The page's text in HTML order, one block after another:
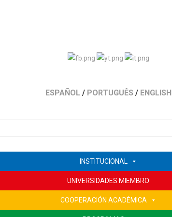
ESPAÑOL/ PORTUGUÊS / ENGLISH
INSTITUCIONAL
UNIVERSIDADES MIEMBRO
COOPERACIÓN ACADÉMICA